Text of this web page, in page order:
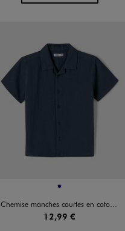
Disponible en 1 coloris
MARINE
Chemise manches courtes en coton texturé garçon
12,99 €